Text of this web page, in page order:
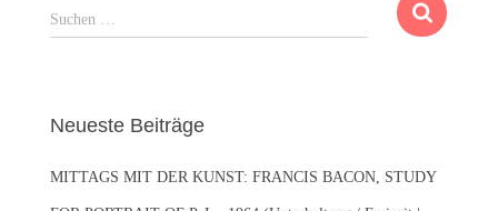
S
u
n
a
c
Suchen …
Neueste Beiträge
MITTAGS MIT DER KUNST: FRANCIS BACON, STUDY